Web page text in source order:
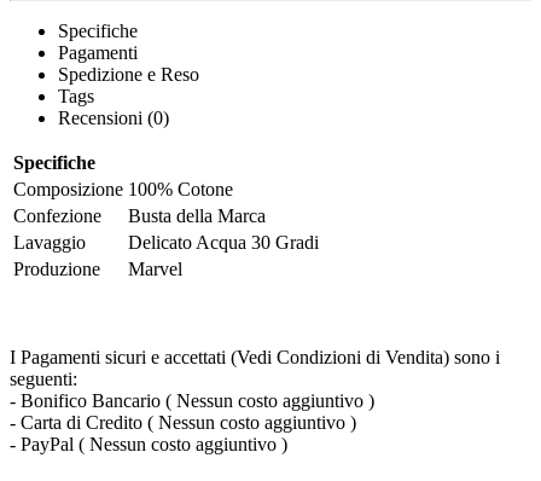
Specifiche
Pagamenti
Spedizione e Reso
Tags
Recensioni (0)
Specifiche
Composizione 100% Cotone
Confezione
Busta della Marca
Lavaggio
Delicato Acqua 30 Gradi
Produzione
Marvel
I Pagamenti sicuri e accettati (Vedi Condizioni di Vendita) sono i
seguenti:
- Bonifico Bancario ( Nessun costo aggiuntivo )
- Carta di Credito ( Nessun costo aggiuntivo )
- PayPal ( Nessun costo aggiuntivo )